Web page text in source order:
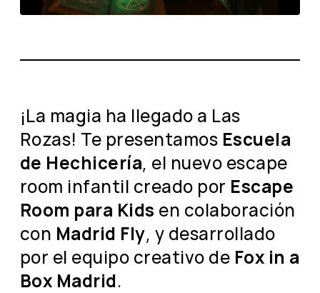
¡La magia ha llegado a Las
Rozas! Te presentamos Escuela
de Hechicería, el nuevo escape
room infantil creado por Escape
Room para Kids en colaboración
con Madrid Fly, y desarrollado
por el equipo creativo de Fox in a
Box Madrid.